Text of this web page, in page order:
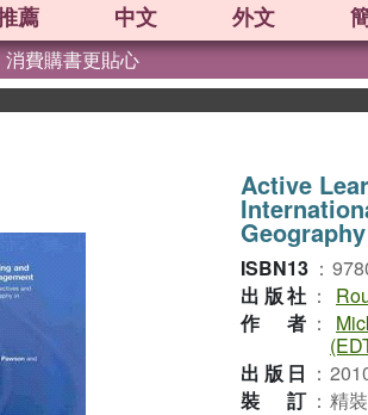
薦 中文 外文
費購書更貼心
Active
ISBN13 ：
出版社 ：
作者 ：
出版日 ：
裝訂 ： 精裝